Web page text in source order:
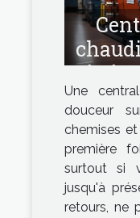
Une
douceur
chemises
première
surtout si
jusqu'à
retours, ne